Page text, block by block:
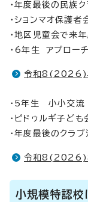
・年度最後の民族ク
・ションマオ保護者
・地区児童会で来
・6年生 アプローチ
令和8(2026)
・5年生 小小交流
・ピドゥルギ子ど
・年度最後のクラブ
令和8(2026)
小規模特認校